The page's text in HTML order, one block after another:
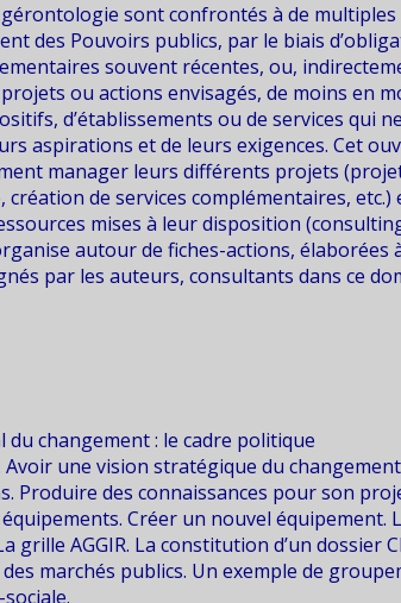
sont confrontés à de multiples
des Pouvoirs publics, par le biais
souvent récentes, ou,
ou actions envisagés, de moins en
d’établissements ou de services qui
aspirations et de leurs exigences. Cet
manager leurs différents projets
création de services complémentaires,
mises à leur disposition
autour de fiches-actions, élaborées
par les auteurs, consultants dans ce
du changement : le cadre politique
une vision stratégique du
Produire des connaissances pour son
Créer un nouvel équipement.
grille AGGIR. La constitution d’un dossier
marchés publics. Un exemple de